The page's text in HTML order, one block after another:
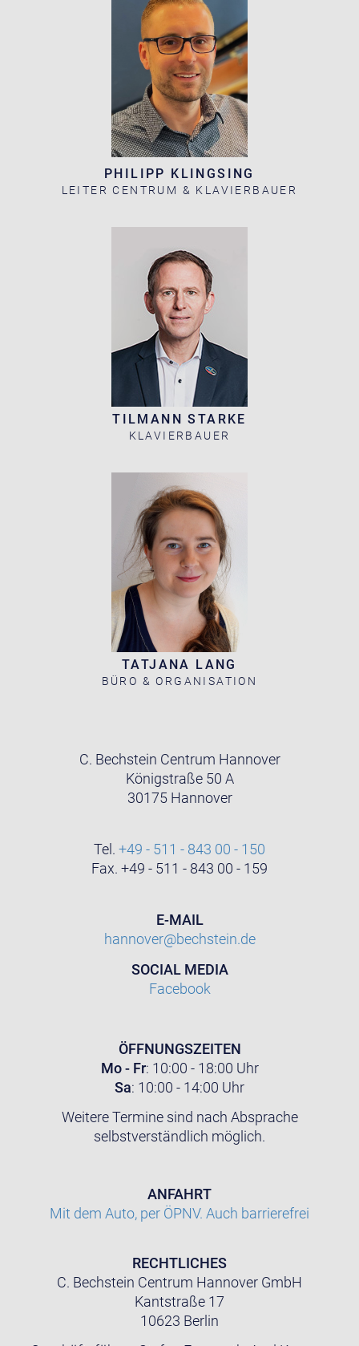
PHILIPP KLINGSING
LEITER CENTRUM & KLAVIERBAUER
TILMANN STARKE
KLAVIERBAUER
TATJANA LANG
BÜRO & ORGANISATION
C. Bechstein Centrum Hannover
Königstraße 50 A
30175 Hannover
Tel. +49 - 511 - 843 00 - 150
Fax. +49 - 511 - 843 00 - 159
E-MAIL
hannover@bechstein.de
SOCIAL MEDIA
Facebook
ÖFFNUNGSZEITEN
Mo - Fr: 10:00 - 18:00 Uhr
Sa: 10:00 - 14:00 Uhr
Weitere Termine sind nach Absprache
selbstverständlich möglich.
ANFAHRT
Mit dem Auto, per ÖPNV. Auch barrierefrei
RECHTLICHES
C. Bechstein Centrum Hannover GmbH
Kantstraße 17
10623 Berlin